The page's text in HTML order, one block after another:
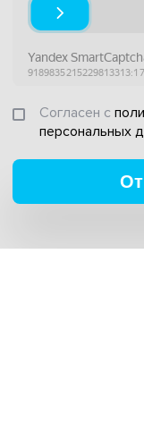
Согласен с
персональных